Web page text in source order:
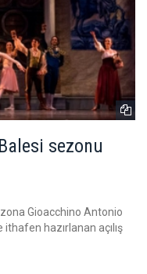
sezonu
Gioacchino Antonio
hazırlanan açılış